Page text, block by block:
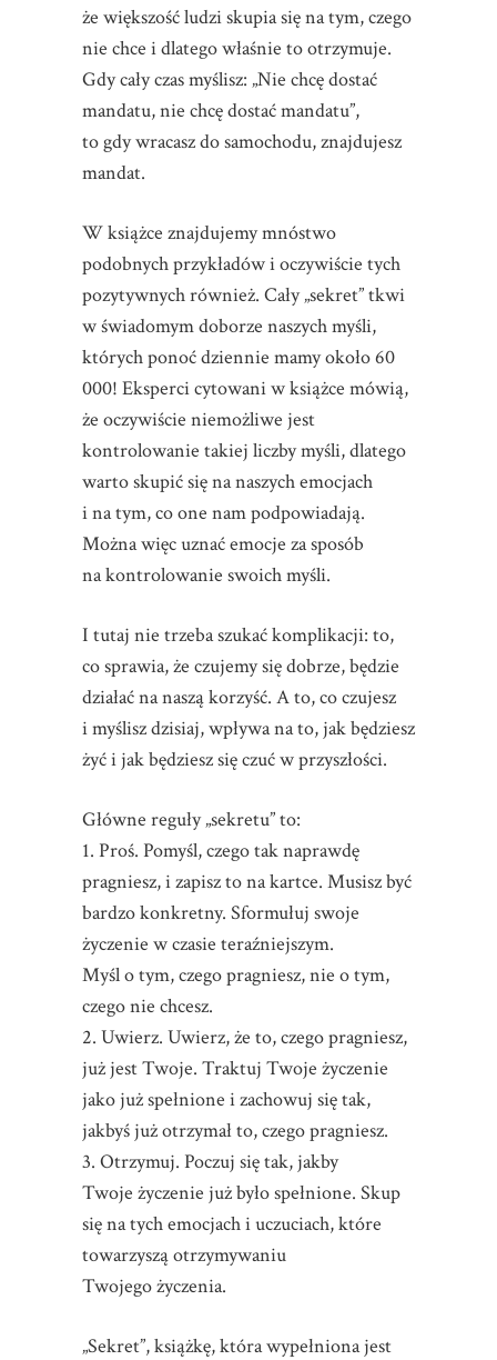
że większość ludzi skupia się na tym, czego
nie chce i dlatego właśnie to otrzymuje.
Gdy cały czas myślisz: „Nie chcę dostać
mandatu, nie chcę dostać mandatu”,
to gdy wracasz do samochodu, znajdujesz
mandat.
W książce znajdujemy mnóstwo
podobnych przykładów i oczywiście tych
pozytywnych również. Cały „sekret” tkwi
w świadomym doborze naszych myśli,
których ponoć dziennie mamy około 60
000! Eksperci cytowani w książce mówią,
że oczywiście niemożliwe jest
kontrolowanie takiej liczby myśli, dlatego
warto skupić się na naszych emocjach
i na tym, co one nam podpowiadają.
Można więc uznać emocje za sposób
na kontrolowanie swoich myśli.
I tutaj nie trzeba szukać komplikacji: to,
co sprawia, że czujemy się dobrze, będzie
działać na naszą korzyść. A to, co czujesz
i myślisz dzisiaj, wpływa na to, jak będziesz
żyć i jak będziesz się czuć w przyszłości.
Główne reguły „sekretu” to:
1. Proś. Pomyśl, czego tak naprawdę
pragniesz, i zapisz to na kartce. Musisz być
bardzo konkretny. Sformułuj swoje
życzenie w czasie teraźniejszym.
Myśl o tym, czego pragniesz, nie o tym,
czego nie chcesz.
2. Uwierz. Uwierz, że to, czego pragniesz,
już jest Twoje. Traktuj Twoje życzenie
jako już spełnione i zachowuj się tak,
jakbyś już otrzymał to, czego pragniesz.
3. Otrzymuj. Poczuj się tak, jakby
Twoje życzenie już było spełnione. Skup
się na tych emocjach i uczuciach, które
towarzyszą otrzymywaniu
Twojego życzenia.
„Sekret”, książkę, która wypełniona jest